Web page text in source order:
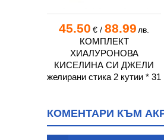
45.50 €/ 88.99 лв.
КОМПЛЕКТ
ХИАЛУРОНОВА
КИСЕЛИНА СИ ДЖЕЛИ
желирани стика 2 кутии * 31
КОМЕНТАРИ КЪМ